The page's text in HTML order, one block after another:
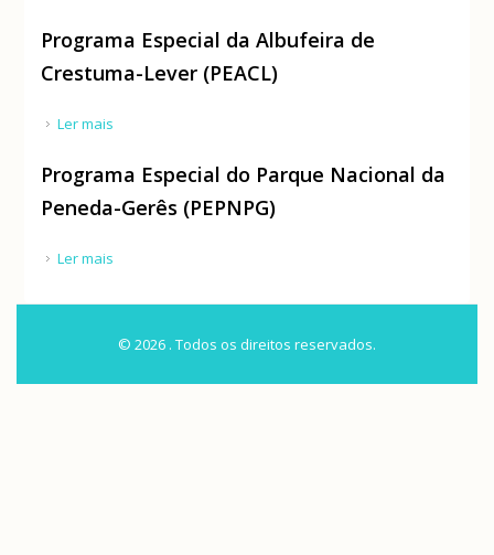
Programa Especial da Albufeira de
Crestuma-Lever (PEACL)
Ler mais
Programa Especial do Parque Nacional da
Peneda-Gerês (PEPNPG)
Ler mais
© 2026 . Todos os direitos reservados.